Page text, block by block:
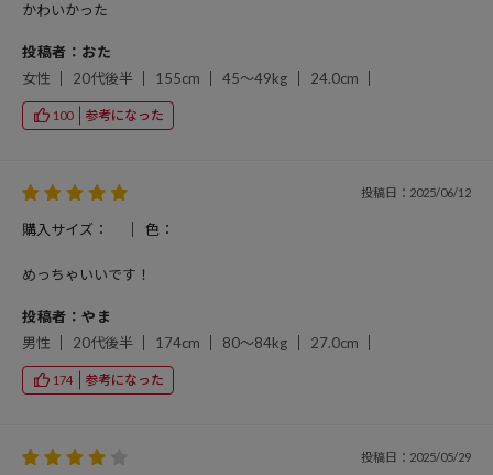
かわいかった
投稿者：おた
女性
20代後半 155cm 45～49kg 24.0cm
100 参考になった
投稿日：2025/06/12
購入サイズ： 色：
めっちゃいいです！
投稿者：やま
男性
20代後半 174cm 80～84kg 27.0cm
174 参考になった
投稿日：2025/05/29